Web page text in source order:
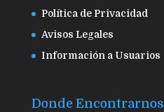
Política de Privacidad
Avisos Legales
Información a Usuarios
Donde Encontrarnos